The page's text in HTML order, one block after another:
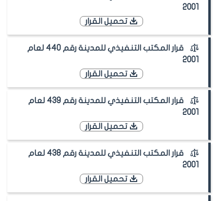
2001
تحميل القرار
قرار المكتب التنفيذي للمدينة رقم 440 لعام
2001
تحميل القرار
قرار المكتب التنفيذي للمدينة رقم 439 لعام
2001
تحميل القرار
قرار المكتب التنفيذي للمدينة رقم 438 لعام
2001
تحميل القرار